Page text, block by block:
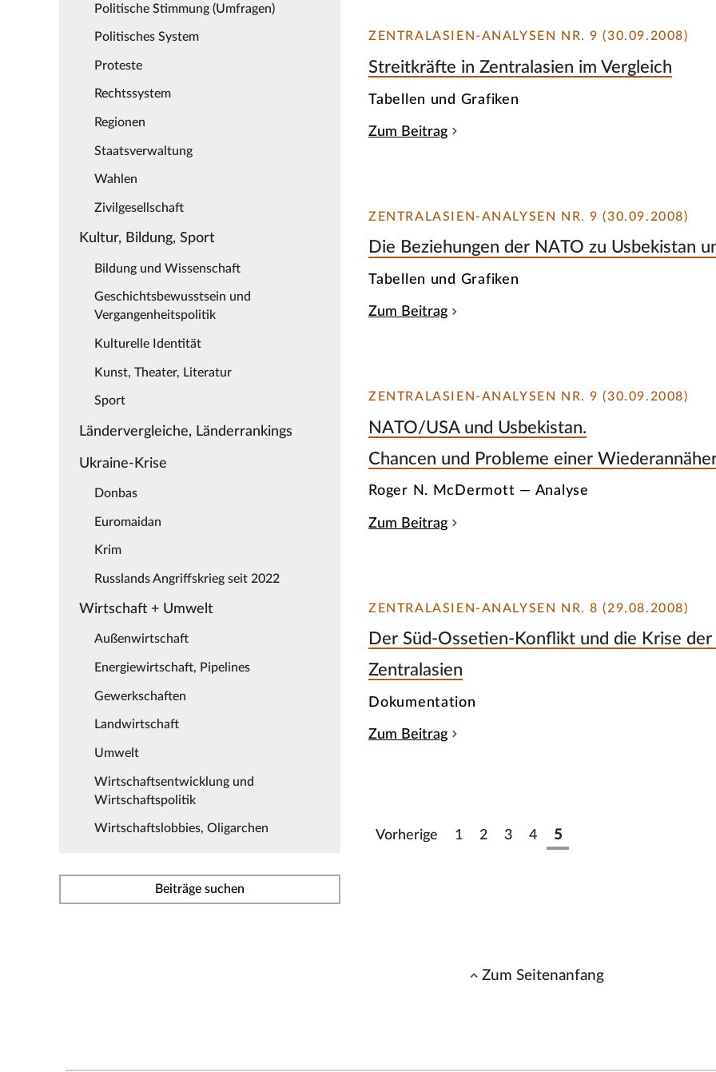
Politische Stimmung (Umfragen)
Politisches System
Proteste
Rechtssystem
Regionen
Staatsverwaltung
Wahlen
Zivilgesellschaft
Kultur, Bildung, Sport
Bildung und Wissenschaft
Geschichtsbewusstsein und
Vergangenheitspolitik
Kulturelle Identität
Kunst, Theater, Literatur
Sport
Ländervergleiche, Länderrankings
Ukraine-Krise
Donbas
Euromaidan
Krim
Russlands Angriffskrieg seit 2022
Wirtschaft + Umwelt
Außenwirtschaft
Energiewirtschaft, Pipelines
Gewerkschaften
Landwirtschaft
Umwelt
Wirtschaftsentwicklung und
Wirtschaftspolitik
Wirtschaftslobbies, Oligarchen
Beiträge suchen
ZENTRALASIEN-ANALYSEN NR. 9 (30.09.2008)
Streitkräfte in Zentralasien im Vergleich
Tabellen und Grafiken
Zum Beitrag
ZENTRALASIEN-ANALYSEN NR. 9 (30.09.2008)
Die Beziehungen der NATO zu Usbekistan
Tabellen und Grafiken
Zum Beitrag
ZENTRALASIEN-ANALYSEN NR. 9 (30.09.2008)
NATO/USA und Usbekistan.
Chancen und Probleme einer
Roger N. McDermott — Analyse
Zum Beitrag
ZENTRALASIEN-ANALYSEN NR. 8 (29.08.2008)
Der Süd-Ossetien-Konflikt und die Krise der
Zentralasien
Dokumentation
Zum Beitrag
Vorherige 1 2 3 4 5
Zum Seitenanfang